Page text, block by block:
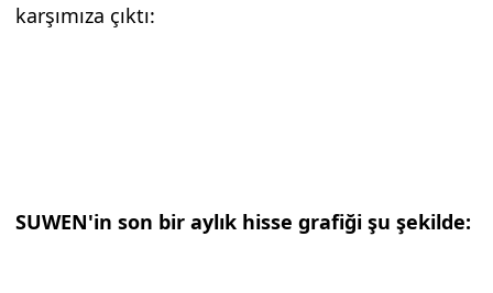
karşımıza çıktı:
SUWEN'in son bir aylık hisse grafiği şu şekilde: